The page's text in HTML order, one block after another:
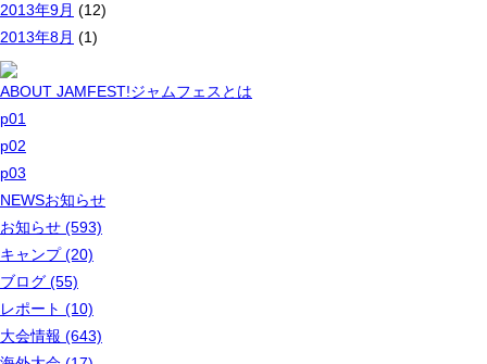
2013年9月 (12)
2013年8月 (1)
ABOUT JAMFEST!ジャムフェスとは
p01
p02
p03
NEWSお知らせ
お知らせ (593)
キャンプ (20)
ブログ (55)
レポート (10)
大会情報 (643)